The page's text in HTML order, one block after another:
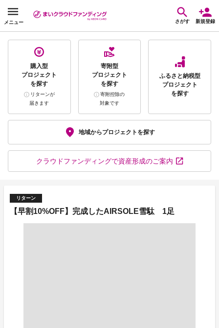
メニュー さがす 新規登録
購入型
プロジェクト
を探す
リターンが
届きます
寄附型
プロジェクト
を探す
寄附控除の
対象です
ふるさと納税型
プロジェクト
を探す
地域からプロジェクトを探す
クラウドファンディングで資産形成のご案内
リターン
【早割10%OFF】完成したAIRSOLE雪駄 1足